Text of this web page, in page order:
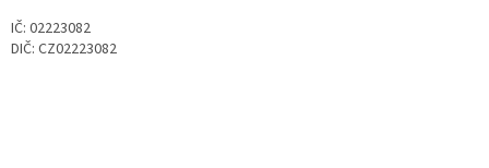
IČ: 02223082
DIČ: CZ02223082